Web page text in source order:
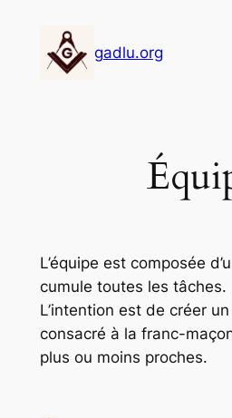
contenu
gadlu.org
L’équipe est composée
cumule toutes les tâches.
L’intention est de créer
consacré à la franc-
plus ou moins proches.